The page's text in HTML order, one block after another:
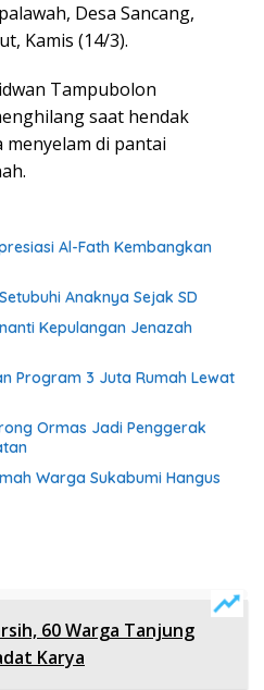
Desa Sancang,
Kamis (14/3).
Tampubolon
saat hendak
menyelam di pantai
Al-Fath Kembangkan
Anaknya Sejak SD
Kepulangan Jenazah
Program 3 Juta Rumah Lewat
Ormas Jadi Penggerak
Warga Sukabumi Hangus
60 Warga Tanjung
Karya